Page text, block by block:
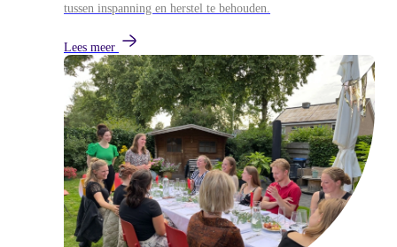
tussen inspanning en herstel te behouden.
Lees meer